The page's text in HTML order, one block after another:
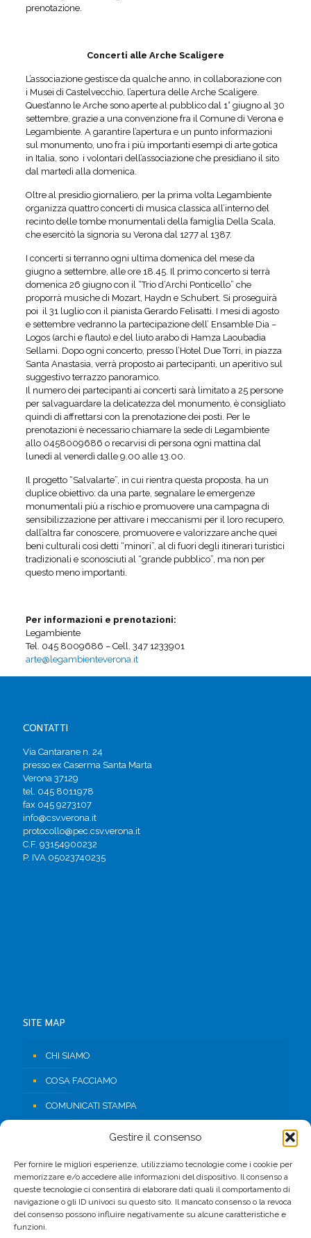
Gestire il consenso
Per fornire le migliori esperienze, utilizziamo tecnologie come i cookie per
memorizzare e/o accedere alle informazioni del dispositivo. Il consenso a
queste tecnologie ci consentirà di elaborare dati quali il comportamento di
navigazione o gli ID univoci su questo sito. Il mancato consenso o la revoca
del consenso possono influire negativamente su alcune caratteristiche e
funzioni.
prenotazione.
Concerti alle Arche Scaligere
L’associazione gestisce da qualche anno, in collaborazione con
i Musei di Castelvecchio, l’apertura delle Arche Scaligere.
Quest’anno le Arche sono aperte al pubblico dal 1° giugno al 30
settembre, grazie a una convenzione fra il Comune di Verona e
Legambiente. A garantire l’apertura e un punto informazioni
sul monumento, uno fra i più importanti esempi di arte gotica
in Italia, sono i volontari dell’associazione che presidiano il sito
dal martedì alla domenica.
Oltre al presidio giornaliero, per la prima volta Legambiente
organizza quattro concerti di musica classica all’interno del
recinto delle tombe monumentali della famiglia Della Scala,
che esercitò la signoria su Verona dal 1277 al 1387.
I concerti si terranno ogni ultima domenica del mese da
giugno a settembre, alle ore 18.45. Il primo concerto si terrà
domenica 26 giugno con il “Trio d’Archi Ponticello” che
proporrà musiche di Mozart, Haydn e Schubert. Si proseguirà
poi il 31 luglio con il pianista Gerardo Felisatti. I mesi di agosto
e settembre vedranno la partecipazione dell’ Ensamble Dia –
Logos (archi e flauto) e del liuto arabo di Hamza Laoubadia
Sellami. Dopo ogni concerto, presso l’Hotel Due Torri, in piazza
Santa Anastasia, verrà proposto ai partecipanti, un aperitivo sul
suggestivo terrazzo panoramico.
Il numero dei partecipanti ai concerti sarà limitato a 25 persone
per salvaguardare la delicatezza del monumento, è consigliato
quindi di affrettarsi con la prenotazione dei posti. Per le
prenotazioni è necessario chiamare la sede di Legambiente
allo 0458009686 o recarvisi di persona ogni mattina dal
lunedì al venerdì dalle 9.00 alle 13.00.
Il progetto “Salvalarte”, in cui rientra questa proposta, ha un
duplice obiettivo: da una parte, segnalare le emergenze
monumentali più a rischio e promuovere una campagna di
sensibilizzazione per attivare i meccanismi per il loro recupero,
dall’altra far conoscere, promuovere e valorizzare anche quei
beni culturali così detti “minori”, al di fuori degli itinerari turistici
tradizionali e sconosciuti al “grande pubblico”, ma non per
questo meno importanti.
Per informazioni e prenotazioni:
Legambiente
Tel. 045 8009686 – Cell. 347 1233901
arte@legambienteverona.it
CONTATTI
Via Cantarane n. 24
presso ex Caserma Santa Marta
Verona 37129
tel. 045 8011978
fax 045 9273107
info@csv.verona.it
protocollo@pec.csv.verona.it
C.F. 93154900232
P. IVA 05023740235
SITE MAP
CHI SIAMO
COSA FACCIAMO
COMUNICATI STAMPA
AREA RISERVATA
FACEBOOK